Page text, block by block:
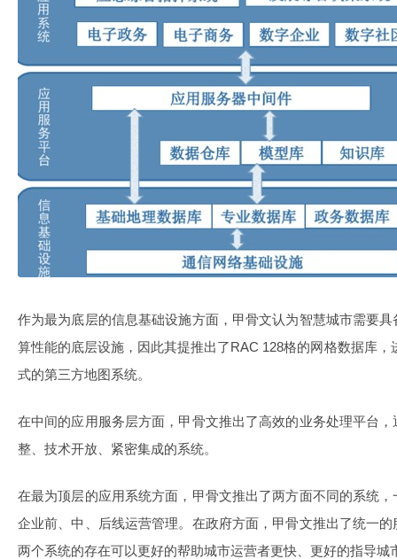
作为最为底层的信息基础设施方面，甲骨文认为智慧城市需要
算性能的底层设施，因此其提推出了RAC 128格的网格数据库
式的第三方地图系统。
在中间的应用服务层方面，甲骨文推出了高效的业务处理平台
整、技术开放、紧密集成的系统。
在最为顶层的应用系统方面，甲骨文推出了两方面不同的系统
企业前、中、后线运营管理。在政府方面，甲骨文推出了统一
两个系统的存在可以更好的帮助城市运营者更快、更好的指导城